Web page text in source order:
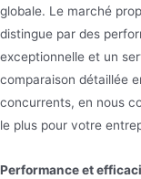
globale. Le marché
distingue par des
exceptionnelle et un
comparaison détaillée
concurrents, en nous
le plus pour votre
Performance et